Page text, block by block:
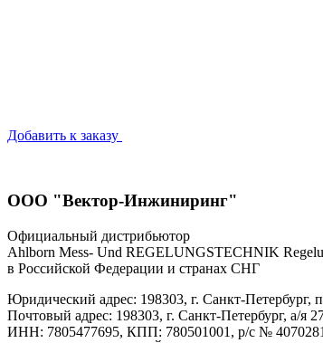
Добавить к заказу
ООО "Вектор-Инжиниринг"
Официальный дистрибьютор
Ahlborn Mess- Und REGELUNGSTECHNIK
в Российской Федерации и странах СНГ
Юридический адрес: 198303, г. Санкт-
Почтовый адрес: 198303, г. Санкт-Петербург, а/я
ИНН: 7805477695, КПП: 780501001, р/с №